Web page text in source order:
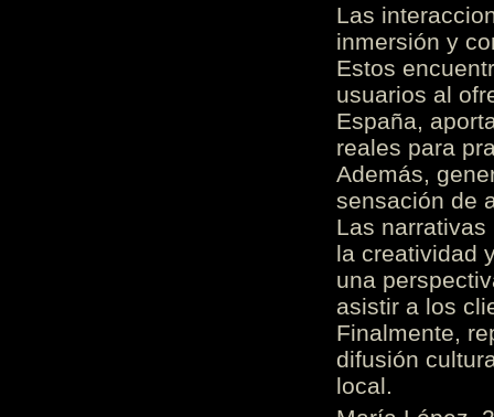
Las
inmersión y
Estos
usuarios al
España,
reales para
Además,
sensación de
Las
la creatividad
una
asistir a los
Finalmente,
difusión
local.